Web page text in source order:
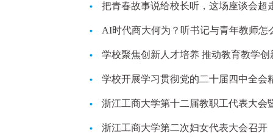
把青春故事说给校长听，这场座谈会超
AI时代商大何为？听书记与青年教师怎
学校聚焦创新人才培养 推动教育教学创
学校开展学习贯彻党的二十届四中全会
浙江工商大学第十二届教职工代表大会
浙江工商大学第二次妇女代表大会召开